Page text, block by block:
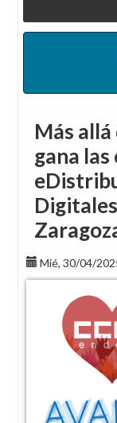
Más allá
gana
Mié, 30/04/